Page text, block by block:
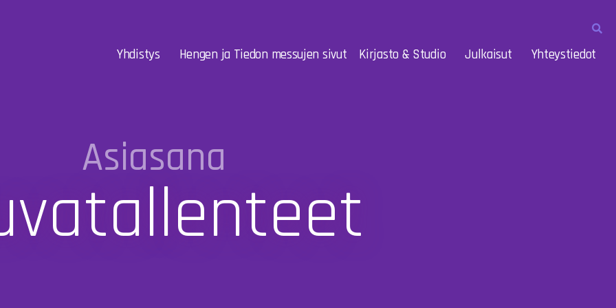
Yhdistys Hengen ja Tiedon messujen sivut Kirjasto & Studio Julkaisut Yhteystiedot
Asiasana